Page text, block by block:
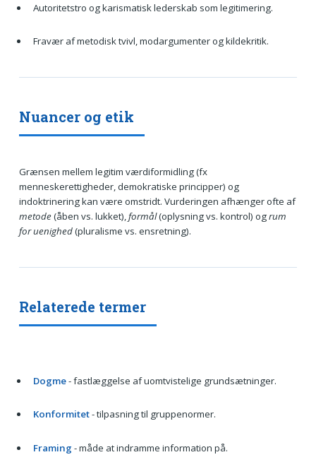
Autoritetstro og karismatisk lederskab som legitimering.
Fravær af metodisk tvivl, modargumenter og kildekritik.
Nuancer og etik
Grænsen mellem legitim værdiformidling (fx
menneskerettigheder, demokratiske principper) og
indoktrinering kan være omstridt. Vurderingen afhænger ofte af
metode(åben vs. lukket),formål(oplysning vs. kontrol) ogrum
for uenighed(pluralisme vs. ensretning).
Relaterede termer
Dogme- fastlæggelse af uomtvistelige grundsætninger.
Konformitet- tilpasning til gruppenormer.
Framing - måde at indramme information på.